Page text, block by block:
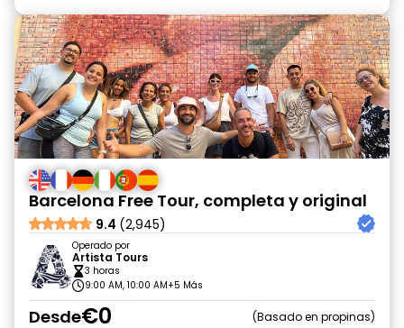
Barcelona Free Tour, completa y original
9.4 (2,945)
Operado por
Artista Tours
3 horas
9:00 AM, 10:00 AM+5 Más
Desde€0 Basado en propinas